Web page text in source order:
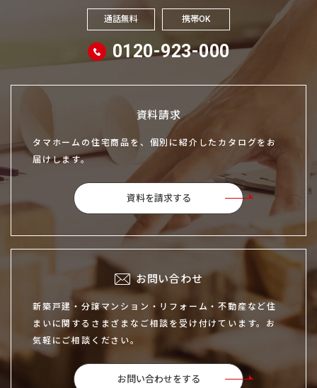
通話無料 携帯OK
0120-923-000
資料請求
タマホームの住宅商品を、個別に紹介したカタログをお
届けします。
資料を請求する
お問い合わせ
新築戸建・分譲マンション・リフォーム・不動産など住
まいに関するさまざまなご相談を受け付けています。お
気軽にご相談ください。
お問い合わせをする